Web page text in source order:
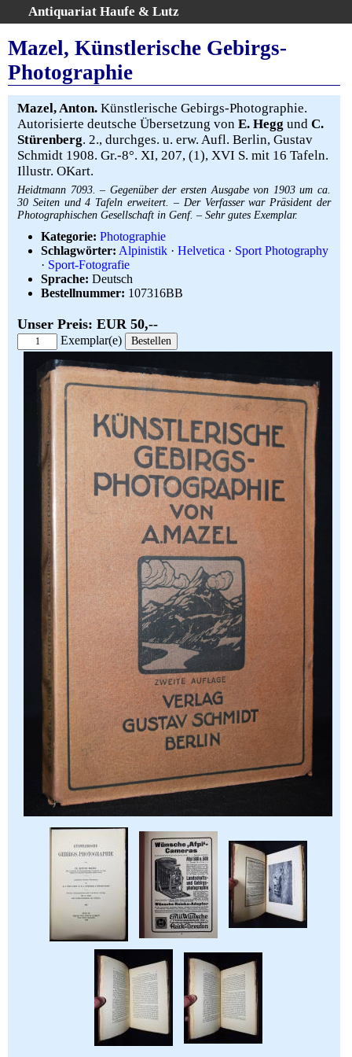
Antiquariat Haufe & Lutz
Home
Gesamtbestand
Erweiterte Suche
Kategorien
Schlagwörter
Warenkorb
AGB
Widerruf
Aktuelle Kataloge
Kontakt
Ankauf
Impressum
Mazel, Künstlerische Gebirgs-
Photographie
Mazel, Anton. Künstlerische Gebirgs-Photographie.
Autorisierte deutsche Übersetzung von E. Hegg und C.
Stürenberg. 2., durchges. u. erw. Aufl. Berlin, Gustav
Schmidt 1908. Gr.-8°. XI, 207, (1), XVI S. mit 16 Tafeln.
Illustr. OKart.
Heidtmann 7093. – Gegenüber der ersten Ausgabe von 1903 um ca.
30 Seiten und 4 Tafeln erweitert. – Der Verfasser war Präsident der
Photographischen Gesellschaft in Genf. – Sehr gutes Exemplar.
Kategorie: Photographie
Schlagwörter: Alpinistik · Helvetica · Sport Photography
· Sport-Fotografie
Sprache: Deutsch
Bestellnummer: 107316BB
Unser Preis: EUR 50,--
Exemplar(e)